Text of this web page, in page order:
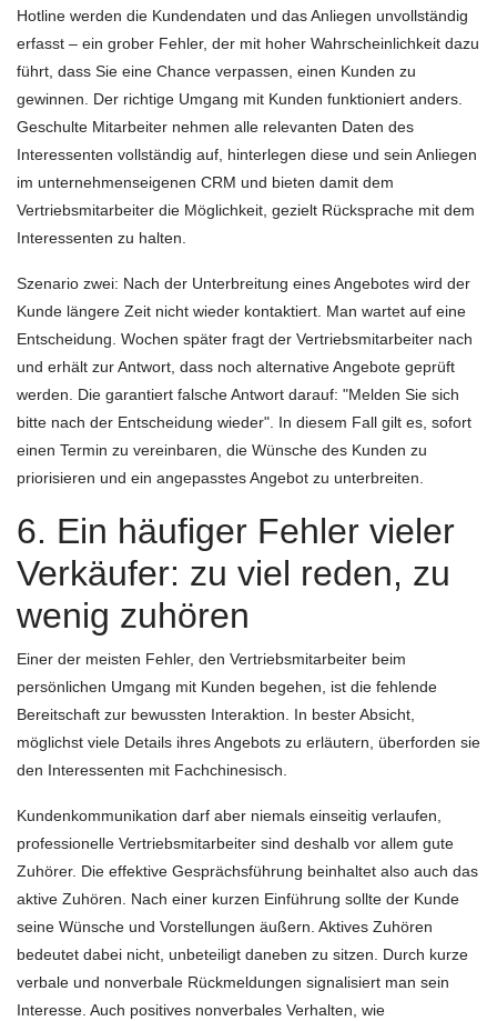
Hotline werden die Kundendaten und das Anliegen unvollständig
erfasst – ein grober Fehler, der mit hoher Wahrscheinlichkeit dazu
führt, dass Sie eine Chance verpassen, einen Kunden zu
gewinnen. Der richtige Umgang mit Kunden funktioniert anders.
Geschulte Mitarbeiter nehmen alle relevanten Daten des
Interessenten vollständig auf, hinterlegen diese und sein Anliegen
im unternehmenseigenen CRM und bieten damit dem
Vertriebsmitarbeiter die Möglichkeit, gezielt Rücksprache mit dem
Interessenten zu halten.
Szenario zwei: Nach der Unterbreitung eines Angebotes wird der
Kunde längere Zeit nicht wieder kontaktiert. Man wartet auf eine
Entscheidung. Wochen später fragt der Vertriebsmitarbeiter nach
und erhält zur Antwort, dass noch alternative Angebote geprüft
werden. Die garantiert falsche Antwort darauf: "Melden Sie sich
bitte nach der Entscheidung wieder". In diesem Fall gilt es, sofort
einen Termin zu vereinbaren, die Wünsche des Kunden zu
priorisieren und ein angepasstes Angebot zu unterbreiten.
6. Ein häufiger Fehler vieler
Verkäufer: zu viel reden, zu
wenig zuhören
Einer der meisten Fehler, den Vertriebsmitarbeiter beim
persönlichen Umgang mit Kunden begehen, ist die fehlende
Bereitschaft zur bewussten Interaktion. In bester Absicht,
möglichst viele Details ihres Angebots zu erläutern, überforden sie
den Interessenten mit Fachchinesisch.
Kundenkommunikation darf aber niemals einseitig verlaufen,
professionelle Vertriebsmitarbeiter sind deshalb vor allem gute
Zuhörer. Die effektive Gesprächsführung beinhaltet also auch das
aktive Zuhören. Nach einer kurzen Einführung sollte der Kunde
seine Wünsche und Vorstellungen äußern. Aktives Zuhören
bedeutet dabei nicht, unbeteiligt daneben zu sitzen. Durch kurze
verbale und nonverbale Rückmeldungen signalisiert man sein
Interesse. Auch positives nonverbales Verhalten, wie